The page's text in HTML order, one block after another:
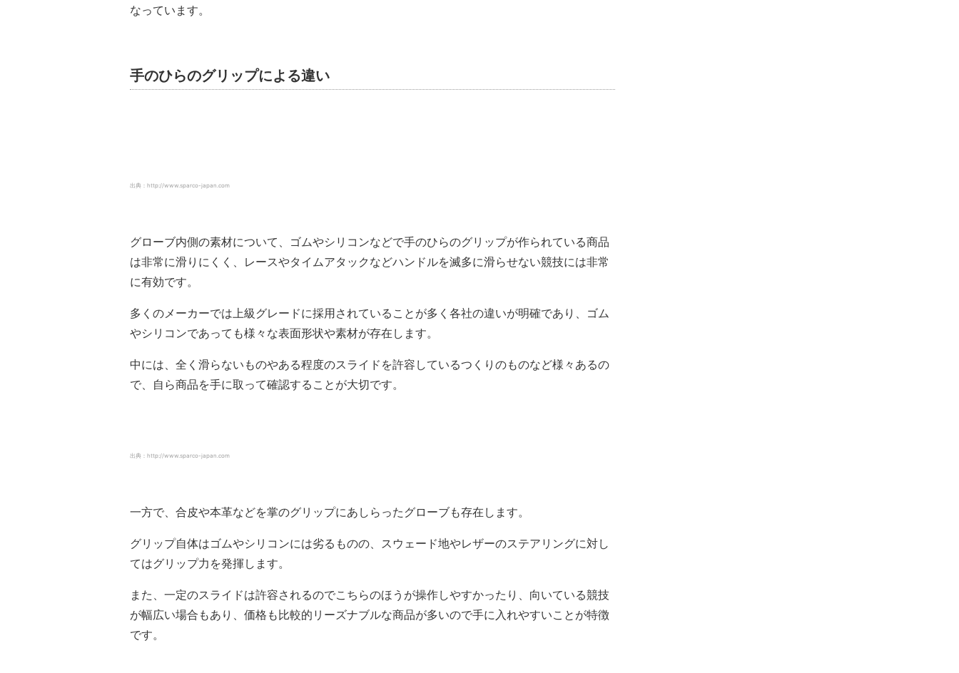
なっています。
手のひらのグリップによる違い
出典：http://www.sparco-japan.com
グローブ内側の素材について、ゴムやシリコンなどで手のひらのグリップが作られている商品
は非常に滑りにくく、レースやタイムアタックなどハンドルを滅多に滑らせない競技には非常
に有効です。
多くのメーカーでは上級グレードに採用されていることが多く各社の違いが明確であり、ゴム
やシリコンであっても様々な表面形状や素材が存在します。
中には、全く滑らないものやある程度のスライドを許容しているつくりのものなど様々あるの
で、自ら商品を手に取って確認することが大切です。
出典：http://www.sparco-japan.com
一方で、合皮や本革などを掌のグリップにあしらったグローブも存在します。
グリップ自体はゴムやシリコンには劣るものの、スウェード地やレザーのステアリングに対し
てはグリップ力を発揮します。
また、一定のスライドは許容されるのでこちらのほうが操作しやすかったり、向いている競技
が幅広い場合もあり、価格も比較的リーズナブルな商品が多いので手に入れやすいことが特徴
です。